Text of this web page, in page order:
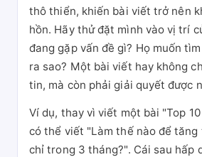
thô thiển, khiến bài viết trở nên
hồn. Hãy thử đặt mình vào vị trí
đang gặp vấn đề gì? Họ muốn
ra sao? Một bài viết hay không
tin, mà còn phải giải quyết được
Ví dụ, thay vì viết một bài "Top 10
có thể viết "Làm thế nào để tăng
chỉ trong 3 tháng?". Cái sau hấp